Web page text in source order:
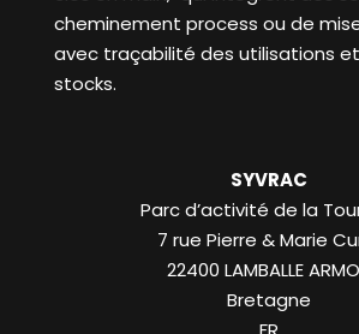
cheminement process ou de
avec traçabilité des utilisations
stocks.
SYVRAC
Parc d’activité de la
7 rue Pierre & Marie
22400 LAMBALLE
Bretagne